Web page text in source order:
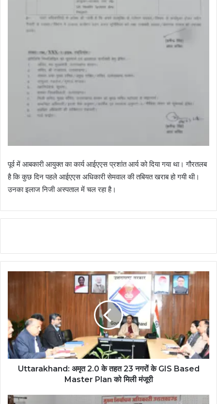
पूर्व में आबकारी आयुक्त का कार्य आईएएस प्रशांत आर्य को दिया गया था। गौरतलब
है कि कुछ दिन पहले आईएएस अधिकारी सेमवाल की तबियत खराब हो गयी थी।
उनका इलाज निजी अस्पताल में चल रहा है।
Uttarakhand: अमृत 2.0 के तहत 23 नगरों के GIS Based
Master Plan को मिली मंजूरी